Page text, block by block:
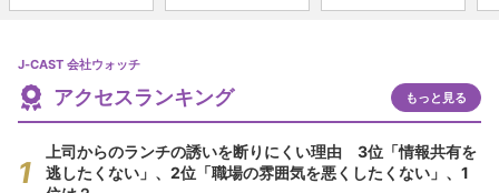
J-CAST 会社ウォッチ
アクセスランキング もっと見る
上司からのランチの誘いを断りにくい理由 3位「情報共有を
逃したくない」、2位「職場の雰囲気を悪くしたくない」、1